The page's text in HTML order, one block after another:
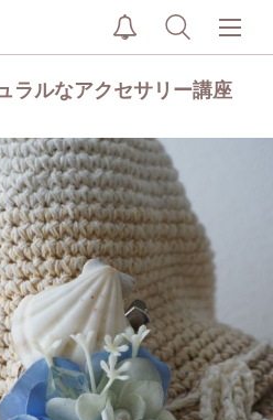
ラルなアクセサリー講座